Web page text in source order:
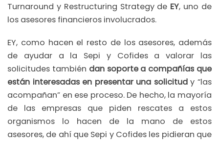
Turnaround y Restructuring Strategy de EY, uno de
los asesores financieros involucrados.
EY, como hacen el resto de los asesores, además
de ayudar a la Sepi y Cofides a valorar las
solicitudes también dan soporte a compañías que
están interesadas en presentar una solicitudy “las
acompañan” en ese proceso. De hecho, la mayoría
de las empresas que piden rescates a estos
organismos lo hacen de la mano de estos
asesores, de ahí que Sepi y Cofides les pidieran que